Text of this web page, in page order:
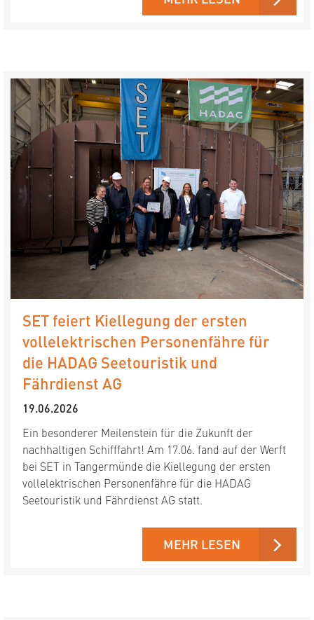
SET feiert Kiellegung der ersten
vollelektrischen Personenfähre für
die HADAG Seetouristik und
Fährdienst AG
19.06.2026
Ein besonderer Meilenstein für die Zukunft der
nachhaltigen Schifffahrt! Am 17.06. fand auf der Werft
bei SET in Tangermünde die Kiellegung der ersten
vollelektrischen Personenfähre für die HADAG
Seetouristik und Fährdienst AG statt.
MEHR LESEN